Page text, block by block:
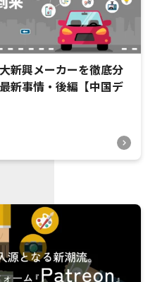
新興メーカーを徹底分
新事情・後編【中国デ